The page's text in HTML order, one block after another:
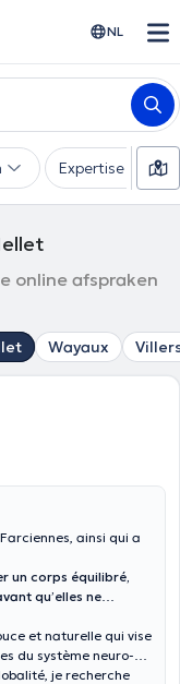
NL
Expertise
online afspraken
Wayaux
ainsi qui a
un corps équilibré,
qu’elles ne
et naturelle qui vise
du système neuro-
je recherche